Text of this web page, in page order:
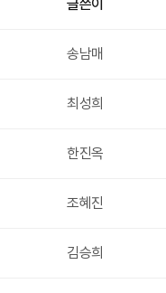
글쓴이
송남매
최성희
한진옥
조혜진
김승희